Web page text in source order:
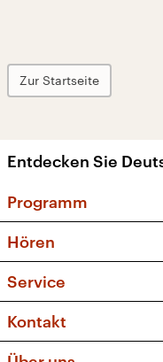
Zur Startseite
Entdecken Sie
Programm
Sendungen
Musikliste
Kakadu – Das
Hören
Frequenzen
Service
FAQ
Apps
Kontakt